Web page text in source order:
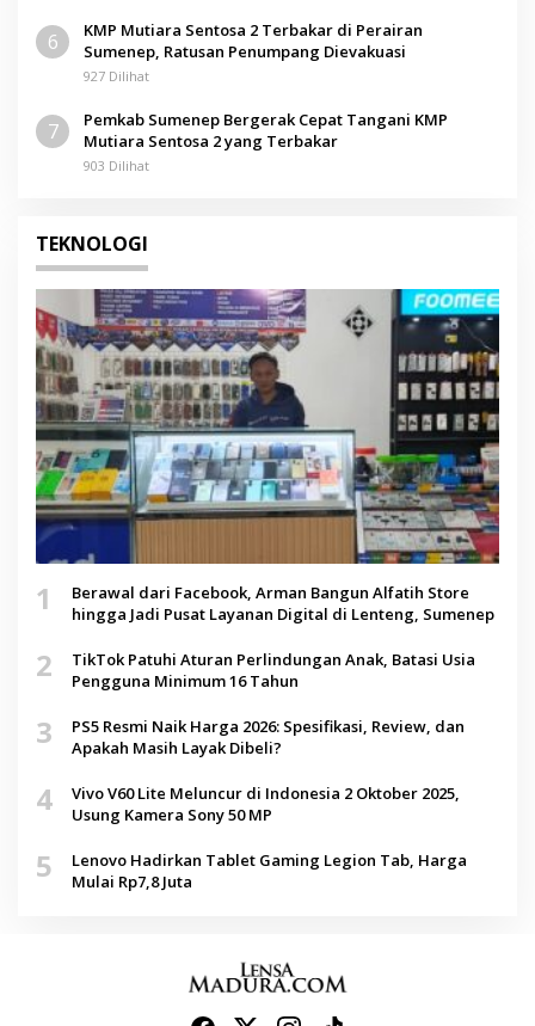
6
KMP Mutiara Sentosa 2 Terbakar di Perairan
Sumenep, Ratusan Penumpang Dievakuasi
927 Dilihat
7
Pemkab Sumenep Bergerak Cepat Tangani KMP
Mutiara Sentosa 2 yang Terbakar
903 Dilihat
TEKNOLOGI
1
Berawal dari Facebook, Arman Bangun Alfatih Store
hingga Jadi Pusat Layanan Digital di Lenteng, Sumenep
2
TikTok Patuhi Aturan Perlindungan Anak, Batasi Usia
Pengguna Minimum 16 Tahun
3
PS5 Resmi Naik Harga 2026: Spesifikasi, Review, dan
Apakah Masih Layak Dibeli?
4
Vivo V60 Lite Meluncur di Indonesia 2 Oktober 2025,
Usung Kamera Sony 50 MP
5
Lenovo Hadirkan Tablet Gaming Legion Tab, Harga
Mulai Rp7,8 Juta